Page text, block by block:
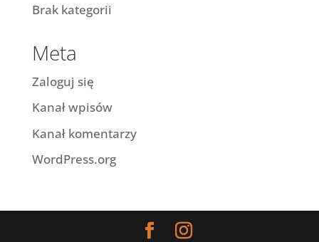
Brak kategorii
Meta
Zaloguj się
Kanał wpisów
Kanał komentarzy
WordPress.org